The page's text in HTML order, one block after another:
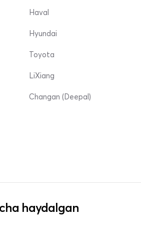
Haval
Hyundai
Toyota
LiXiang
Changan (Deepal)
haydalgan